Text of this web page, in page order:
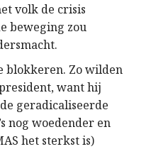
volk de crisis
beweging zou
blokkeren. Zo wilden
want hij
geradicaliseerde
nog woedender en
het sterkst is)